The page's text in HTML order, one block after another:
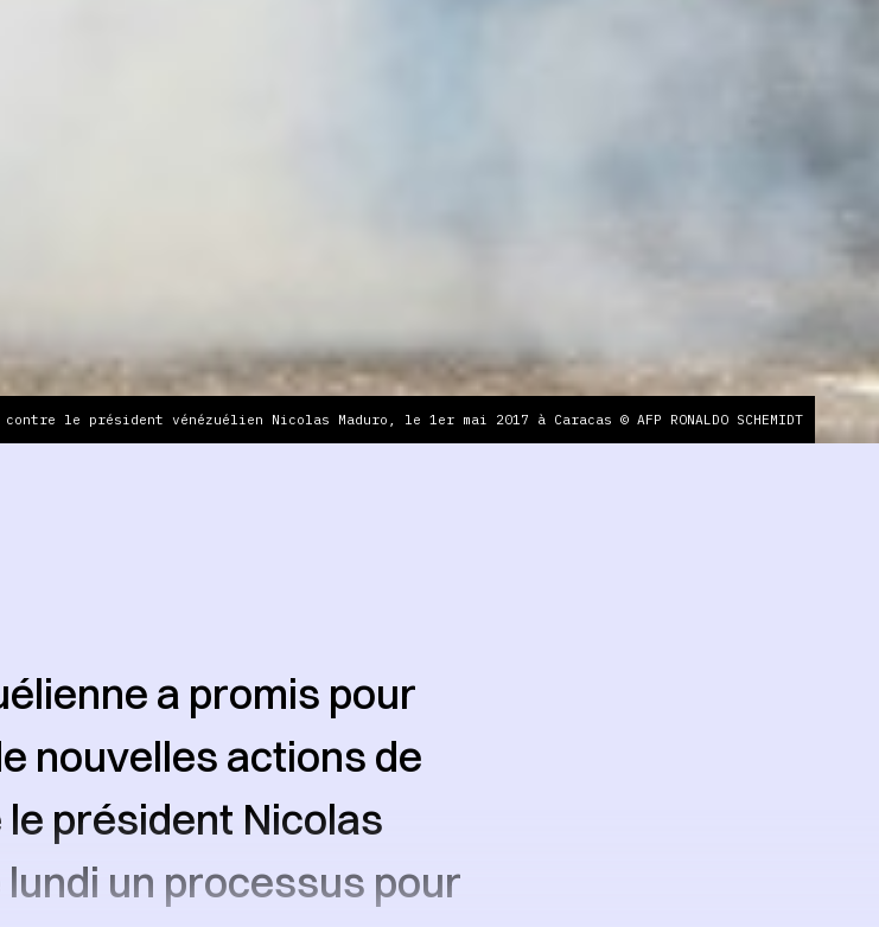
président vénézuélien Nicolas Maduro, le 1er mai 2017 à Caracas © AFP RONALDO SCHEMIDT
a promis pour
nouvelles actions de
président Nicolas
un processus pour